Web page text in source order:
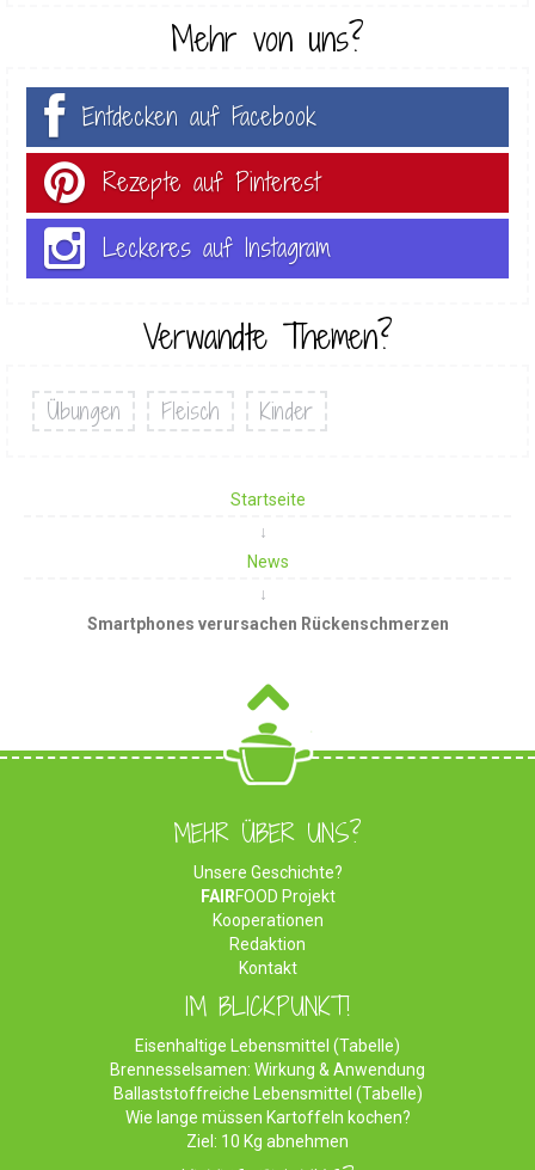
Mehr von uns?
Entdecken auf Facebook
Rezepte auf Pinterest
Leckeres auf Instagram
Verwandte Themen?
Übungen Fleisch Kinder
Startseite
News
Smartphones verursachen Rückenschmerzen
MEHR ÜBER UNS?
Unsere Geschichte?
FAIRFOOD Projekt
Kooperationen
Redaktion
Kontakt
IM BLICKPUNKT!
Eisenhaltige Lebensmittel (Tabelle)
Brennesselsamen: Wirkung & Anwendung
Ballaststoffreiche Lebensmittel (Tabelle)
Wie lange müssen Kartoffeln kochen?
Ziel: 10 Kg abnehmen